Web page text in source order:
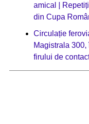
amical |
din Cupa
Circulație
Magistrala
firului de